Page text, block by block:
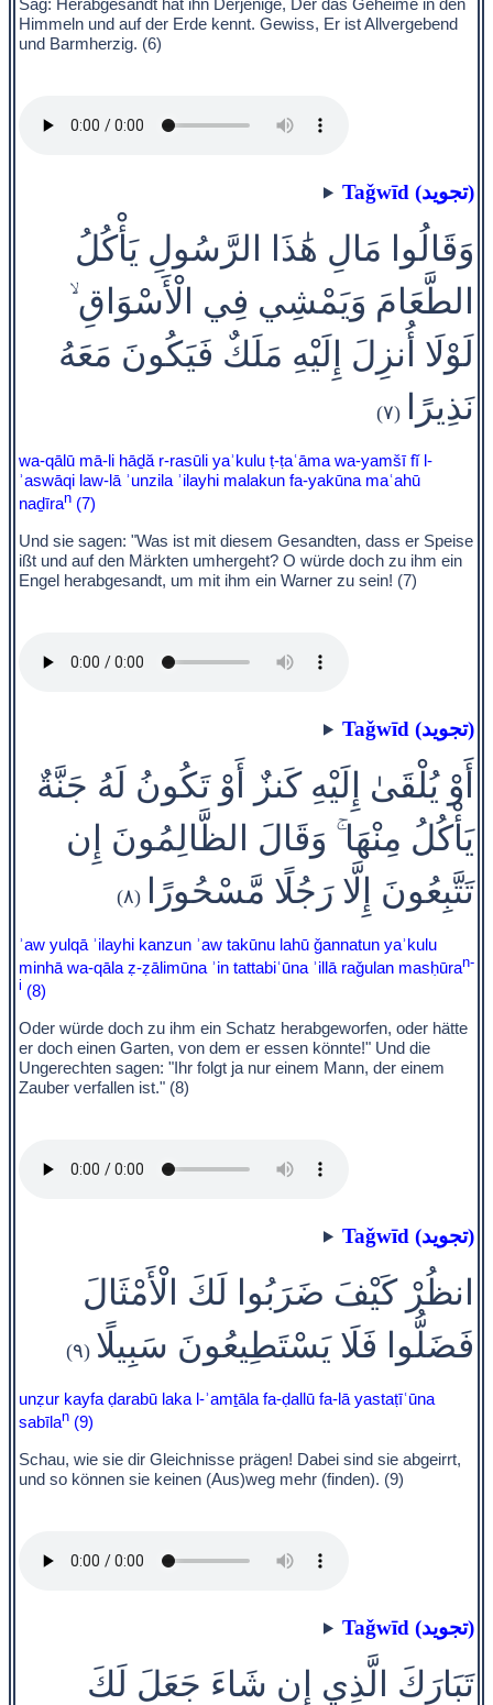
Himmeln und auf der Erde kennt. Gewiss, Er ist Allvergebend
und Barmherzig. (6)
Taǧwīd (تجويد)
وَقَالُوا مَالِ هَٰذَا الرَّسُولِ يَأْكُلُ
الطَّعَامَ وَيَمْشِي فِي الْأَسْوَاقِ ۙ
لَوْلَا أُنزِلَ إِلَيْهِ مَلَكٌ فَيَكُونَ مَعَهُ
نَذِيرًا
(٧)
wa-qālū mā-li hāḏă r-rasūli yaʾkulu ṭ-ṭaʿāma wa-yamšī fĭ l-
ʾaswāqi law-lā ʾunzila ʾilayhi malakun fa-yakūna maʿahū
naḏīran (7)
Und sie sagen: "Was ist mit diesem Gesandten, dass er Speise
ißt und auf den Märkten umhergeht? O würde doch zu ihm ein
Engel herabgesandt, um mit ihm ein Warner zu sein! (7)
Taǧwīd (تجويد)
أَوْ يُلْقَىٰ إِلَيْهِ كَنزٌ أَوْ تَكُونُ لَهُ جَنَّةٌ
يَأْكُلُ مِنْهَا ۚ وَقَالَ الظَّالِمُونَ إِن
تَتَّبِعُونَ إِلَّا رَجُلًا مَّسْحُورًا
(٨)
ʾaw yulqā ʾilayhi kanzun ʾaw takūnu lahū ǧannatun yaʾkulu
minhā wa-qāla ẓ-ẓālimūna ʾin tattabiʿūna ʾillā raǧulan masḥūran-
i (8)
Oder würde doch zu ihm ein Schatz herabgeworfen, oder hätte
er doch einen Garten, von dem er essen könnte!" Und die
Ungerechten sagen: "Ihr folgt ja nur einem Mann, der einem
Zauber verfallen ist." (8)
Taǧwīd (تجويد)
انظُرْ كَيْفَ ضَرَبُوا لَكَ الْأَمْثَالَ
فَضَلُّوا فَلَا يَسْتَطِيعُونَ سَبِيلًا (٩)
unẓur kayfa ḍarabū laka l-ʾamṯāla fa-ḍallū fa-lā yastaṭīʿūna
sabīlan (9)
Schau, wie sie dir Gleichnisse prägen! Dabei sind sie abgeirrt,
und so können sie keinen (Aus)weg mehr (finden). (9)
Taǧwīd (تجويد)
تَبَارَكَ الَّذِي إِن شَاءَ جَعَلَ لَكَ